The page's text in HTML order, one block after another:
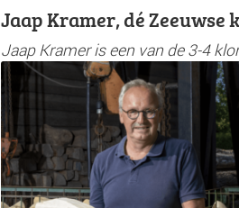
Jaap Kramer, dé Zeeuwse
Jaap Kramer is een van de 3-4